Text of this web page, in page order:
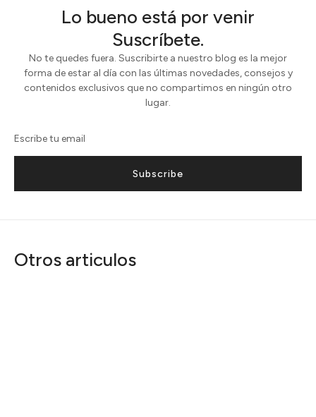
Lo bueno está por venir
Suscríbete.
No te quedes fuera. Suscribirte a nuestro blog es la mejor
forma de estar al día con las últimas novedades, consejos y
contenidos exclusivos que no compartimos en ningún otro
lugar.
Subscribe
Otros articulos